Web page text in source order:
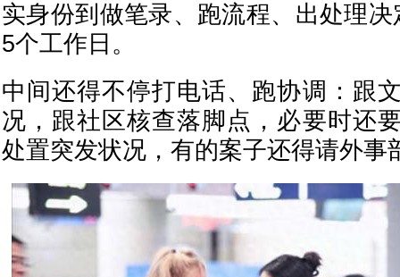
实身份到做笔录、跑流程、出处理
5个工作日。
中间还得不停打电话、跑协调：跟
况，跟社区核查落脚点，必要时还
处置突发状况，有的案子还得请外事